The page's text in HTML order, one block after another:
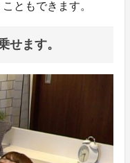
ともできます。
せます。